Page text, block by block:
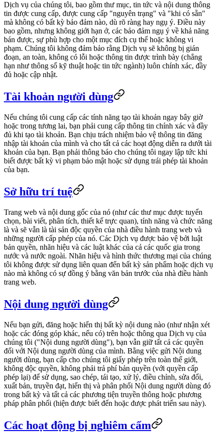
Dịch vụ của chúng tôi, bao gồm thư mục, tin tức và nội dung thông
tin được cung cấp, được cung cấp "nguyên trạng" và "khi có sẵn"
mà không có bất kỳ bảo đảm nào, dù rõ ràng hay ngụ ý. Điều này
bao gồm, nhưng không giới hạn ở, các bảo đảm ngụ ý về khả năng
bán được, sự phù hợp cho một mục đích cụ thể hoặc không vi
phạm. Chúng tôi không đảm bảo rằng Dịch vụ sẽ không bị gián
đoạn, an toàn, không có lỗi hoặc thông tin được trình bày (chẳng
hạn như thông số kỹ thuật hoặc tin tức ngành) luôn chính xác, đầy
đủ hoặc cập nhật.
Tài khoản người dùng
Nếu chúng tôi cung cấp các tính năng tạo tài khoản ngay bây giờ
hoặc trong tương lai, bạn phải cung cấp thông tin chính xác và đầy
đủ khi tạo tài khoản. Bạn chịu trách nhiệm bảo vệ thông tin đăng
nhập tài khoản của mình và cho tất cả các hoạt động diễn ra dưới tài
khoản của bạn. Bạn phải thông báo cho chúng tôi ngay lập tức khi
biết được bất kỳ vi phạm bảo mật hoặc sử dụng trái phép tài khoản
của bạn.
Sở hữu trí tuệ
Trang web và nội dung gốc của nó (như các thư mục được tuyển
chọn, bài viết, phân tích, thiết kế trực quan), tính năng và chức năng
là và sẽ vẫn là tài sản độc quyền của nhà điều hành trang web và
những người cấp phép của nó. Các Dịch vụ được bảo vệ bởi luật
bản quyền, nhãn hiệu và các luật khác của cả các quốc gia trong
nước và nước ngoài. Nhãn hiệu và hình thức thương mại của chúng
tôi không được sử dụng liên quan đến bất kỳ sản phẩm hoặc dịch vụ
nào mà không có sự đồng ý bằng văn bản trước của nhà điều hành
trang web.
Nội dung người dùng
Nếu bạn gửi, đăng hoặc hiển thị bất kỳ nội dung nào (như nhận xét
hoặc các đóng góp khác, nếu có) trên hoặc thông qua Dịch vụ của
chúng tôi ("Nội dung người dùng"), bạn vẫn giữ tất cả các quyền
đối với Nội dung người dùng của mình. Bằng việc gửi Nội dung
người dùng, bạn cấp cho chúng tôi giấy phép trên toàn thế giới,
không độc quyền, không phải trả phí bản quyền (với quyền cấp
phép lại) để sử dụng, sao chép, tái tạo, xử lý, điều chỉnh, sửa đổi,
xuất bản, truyền đạt, hiển thị và phân phối Nội dung người dùng đó
trong bất kỳ và tất cả các phương tiện truyền thông hoặc phương
pháp phân phối (hiện được biết đến hoặc được phát triển sau này).
Các hoạt động bị nghiêm cấm